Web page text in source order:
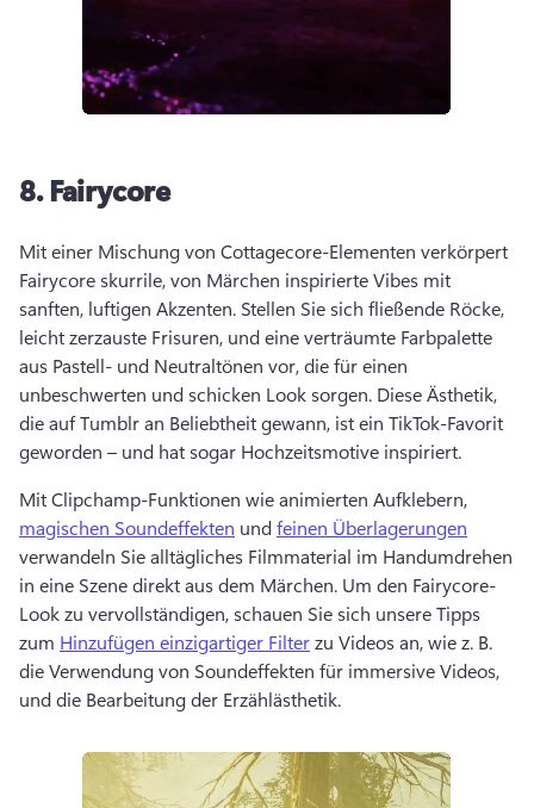
8.Fairycore
Mit einer Mischung von Cottagecore-Elementen verkörpert
Fairycore skurrile, von Märchen inspirierte Vibes mit
sanften, luftigen Akzenten. Stellen Sie sich fließende Röcke,
leicht zerzauste Frisuren, und eine verträumte Farbpalette
aus Pastell- und Neutraltönen vor, die für einen
unbeschwerten und schicken Look sorgen. Diese Ästhetik,
die auf Tumblr an Beliebtheit gewann, ist ein TikTok-Favorit
geworden – und hat sogar Hochzeitsmotive inspiriert.
Mit Clipchamp-Funktionen wie animierten Aufklebern,
magischen Soundeffekten und feinen Überlagerungen
verwandeln Sie alltägliches Filmmaterial im Handumdrehen
in eine Szene direkt aus dem Märchen. Um den Fairycore-
Look zu vervollständigen, schauen Sie sich unsere Tipps
zum Hinzufügen einzigartiger Filter zu Videos an, wie z. B.
die Verwendung von Soundeffekten für immersive Videos,
und die Bearbeitung der Erzählästhetik.